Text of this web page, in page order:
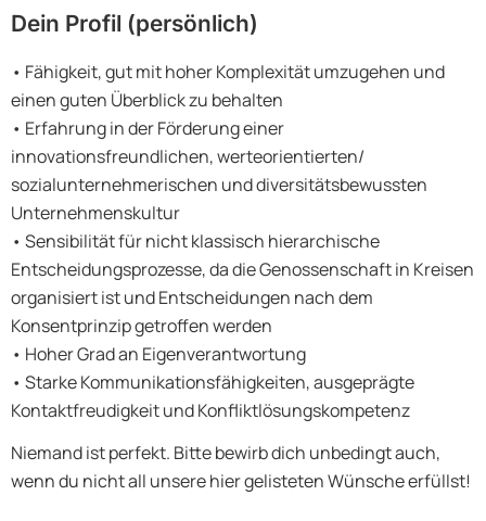
Dein Profil (persönlich)
• Fähigkeit, gut mit hoher Komplexität umzugehen und
einen guten Überblick zu behalten
• Erfahrung in der Förderung einer
innovationsfreundlichen, werteorientierten/
sozialunternehmerischen und diversitätsbewussten
Unternehmenskultur
• Sensibilität für nicht klassisch hierarchische
Entscheidungsprozesse, da die Genossenschaft in Kreisen
organisiert ist und Entscheidungen nach dem
Konsentprinzip getroffen werden
• Hoher Grad an Eigenverantwortung
• Starke Kommunikationsfähigkeiten, ausgeprägte
Kontaktfreudigkeit und Konfliktlösungskompetenz
Niemand ist perfekt. Bitte bewirb dich unbedingt auch,
wenn du nicht all unsere hier gelisteten Wünsche erfüllst!